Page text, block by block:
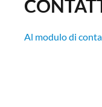
Al modulo di